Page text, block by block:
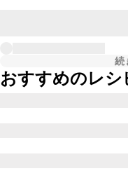
続
おすすめのレシ